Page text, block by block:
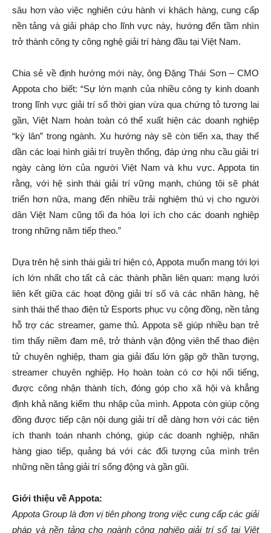
sâu hơn vào việc nghiên cứu hành vi khách hàng, cung cấp
nền tảng và giải pháp cho lĩnh vực này, hướng đến tầm nhìn
trở thành công ty công nghệ giải trí hàng đầu tại Việt Nam.
Chia sẻ về định hướng mới này, ông Đặng Thái Sơn – CMO
Appota cho biết: “Sự lớn mạnh của nhiều công ty kinh doanh
trong lĩnh vực giải trí số thời gian vừa qua chứng tỏ tương lai
gần, Việt Nam hoàn toàn có thể xuất hiện các doanh nghiệp
“kỳ lân” trong ngành. Xu hướng này sẽ còn tiến xa, thay thế
dần các loại hình giải trí truyền thống, đáp ứng nhu cầu giải trí
ngày càng lớn của người Việt Nam và khu vực. Appota tin
rằng, với hệ sinh thái giải trí vững mạnh, chúng tôi sẽ phát
triển hơn nữa, mang đến nhiều trải nghiệm thú vị cho người
dân Việt Nam cũng tối đa hóa lợi ích cho các doanh nghiệp
trong những năm tiếp theo.”
Dựa trên hệ sinh thái giải trí hiện có, Appota muốn mang tới lợi
ích lớn nhất cho tất cả các thành phần liên quan: mạng lưới
liên kết giữa các hoạt động giải trí số và các nhãn hàng, hệ
sinh thái thể thao điện tử Esports phục vụ cộng đồng, nền tảng
hỗ trợ các streamer, game thủ. Appota sẽ giúp nhiều bạn trẻ
tìm thấy niềm đam mê, trở thành vận động viên thể thao điện
tử chuyên nghiệp, tham gia giải đấu lớn gặp gỡ thần tượng,
streamer chuyên nghiệp. Họ hoàn toàn có cơ hội nổi tiếng,
được công nhận thành tích, đóng góp cho xã hội và khẳng
định khả năng kiếm thu nhập của mình. Appota còn giúp cộng
đồng được tiếp cận nội dung giải trí dễ dàng hơn với các tiện
ích thanh toán nhanh chóng, giúp các doanh nghiệp, nhãn
hàng giao tiếp, quảng bá với các đối tượng của mình trên
những nền tảng giải trí sống động và gần gũi.
Giới thiệu về Appota:
Appota Group là đơn vị tiên phong trong việc cung cấp các giải
pháp và nền tảng cho ngành công nghiệp giải trí số tại Việt